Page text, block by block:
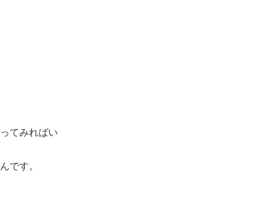
てみればい
です。